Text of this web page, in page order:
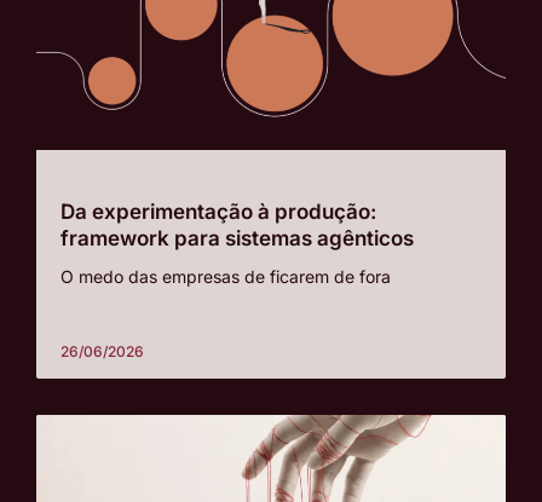
Da experimentação à produção:
framework para sistemas agênticos
O medo das empresas de ficarem de fora
26/06/2026